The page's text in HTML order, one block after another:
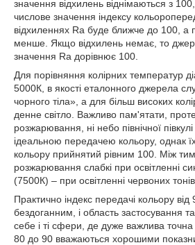
значення відхилень віднімаються з
числове значення індексу
відхиленнях Ra буде ближче до 100, а
менше. Якщо відхилень немає, то
значення Rа дорівнює 100.
Для порівняння колірних температур
5000К, в якості еталонного джерела
чорного тіла», а для більш високих
денне світло. Важливо пам'ятати,
розжарювання, ні небо північної
ідеальною передачею кольору, однак
кольору прийнятий рівним 100. Між
розжарювання слабкі при освітленні
(7500К) – при освітленні червоних тонів.
Практично індекс передачі кольору
бездоганним, і область застосування
себе і ті сфери, де дуже важлива точна
80 до 90 вважаються хорошими